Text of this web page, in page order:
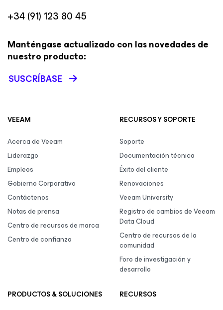
+34 (91) 123 80 45
Manténgase actualizado con las novedades de
nuestro producto:
SUSCRÍBASE
VEEAM
Acerca de Veeam
Liderazgo
Empleos
Gobierno Corporativo
Contáctenos
Notas de prensa
Centro de recursos de marca
Centro de confianza
RECURSOS Y SOPORTE
Soporte
Documentación técnica
Éxito del cliente
Renovaciones
Veeam University
Registro de cambios de Veeam
Data Cloud
Centro de recursos de la
comunidad
Foro de investigación y
desarrollo
PRODUCTOS & SOLUCIONES
RECURSOS